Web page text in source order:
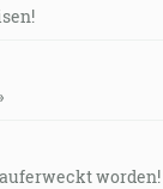
worden!